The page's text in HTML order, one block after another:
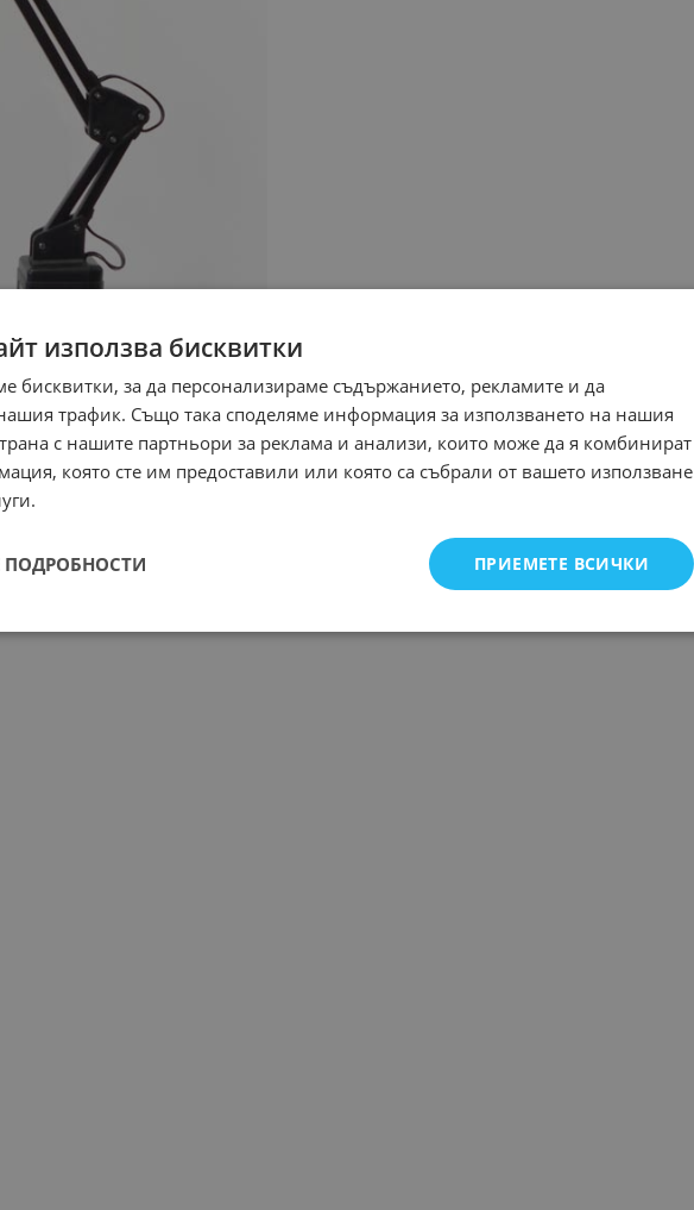
използва бисквитки
бисквитки, за да персонализираме съдържанието, рекламите и да
трафик. Също така споделяме информация за използването на нашия
с нашите партньори за реклама и анализи, които може да я комбинират
която сте им предоставили или която са събрали от вашето използване
ПРИЕМЕТЕ ВСИЧКИ
ПОДРОБНОСТИ